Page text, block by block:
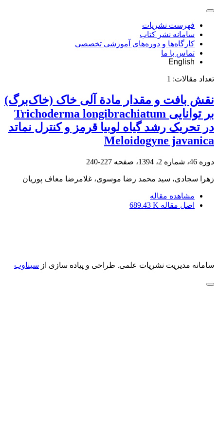
فهرست نشریات
سامانه نشر کتاب
کارگاه‌ها و دوره‌های آموزشی تخصصی
تماس با ما
English
تعداد مقالات: 1
نقش بافت و مقدار مادة آلی خاک (خاک‌برگ)
بر توانایی Trichoderma longibrachiatum
در تحریک رشد گیاه لوبیا قرمز و کنترل نماتد
Meloidogyne javanica
دوره 46، شماره 2، 1394، صفحه 227-240
زهرا سجادی، سید محمد رضا موسوی، غلامرضا معاف پوریان
مشاهده مقاله
اصل مقاله 689.43 K
سامانه مدیریت نشریات علمی. طراحی و پیاده سازی از سیناوب